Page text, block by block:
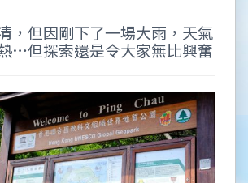
，但因剛下了一場大雨，天氣
…但探索還是令大家無比興奮